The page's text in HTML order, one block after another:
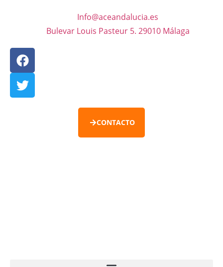
Info@aceandalucia.es
Bulevar Louis Pasteur 5. 29010 Málaga
CONTACTO